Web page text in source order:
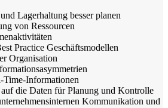
Lagerhaltung besser planen
von Ressourcen
Practice Geschäftsmodellen
Organisation
Informationen
die Daten für Planung und Kontrolle
Kommunikation und